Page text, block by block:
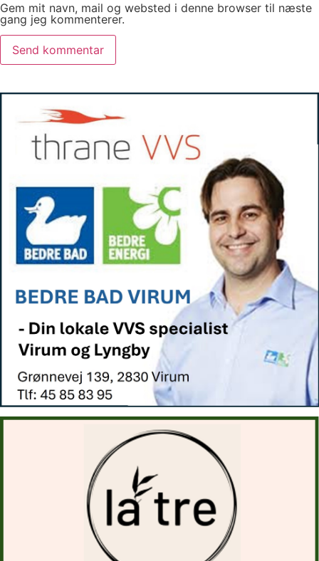
Gem mit navn, mail og websted i denne browser til næste
gang jeg kommenterer.